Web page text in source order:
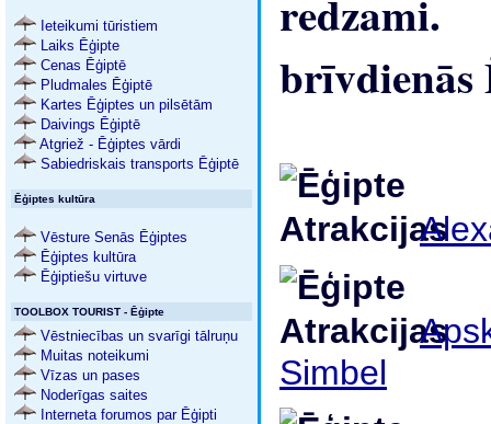
Ieteikumi tūristiem
Laiks Ēģipte
Cenas Ēģiptē
Pludmales Ēģiptē
Kartes Ēģiptes un pilsētām
Daivings Ēģiptē
Atgriež - Ēģiptes vārdi
Sabiedriskais transports Ēģiptē
Ēģiptes kultūra
Vēsture Senās Ēģiptes
Ēģiptes kultūra
Ēģiptiešu virtuve
TOOLBOX TOURIST - Ēģipte
Vēstniecības un svarīgi tālruņu
Muitas noteikumi
Vīzas un pases
Noderīgas saites
Interneta forumos par Ēģipti
brīvdienās
Simbel